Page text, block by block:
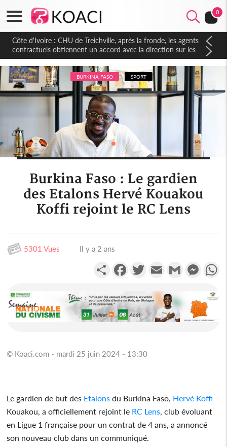
0
Côte d'Ivoire : CHU de Treichville, après la fronde, les agents
contractuels obtiennent un accord avec la direction sur les
arriérés du SMIG 2023
BURKINA FASO SPORT
Burkina Faso : Le gardien
des Etalons Hervé Kouakou
Koffi rejoint le RC Lens
5301 Vues Il y a 2 ans
PartagerFacebookTwitterEmail Gmail
© Koaci.com - mardi 25 juin 2024 - 13:30
Le gardien de but des Etalons du Burkina Faso, Hervé Koffi
Kouakou, a officiellement rejoint le RC Lens, club évoluant
en Ligue 1 française pour un contrat de 4 ans, a annoncé
son nouveau club dans un communiqué.